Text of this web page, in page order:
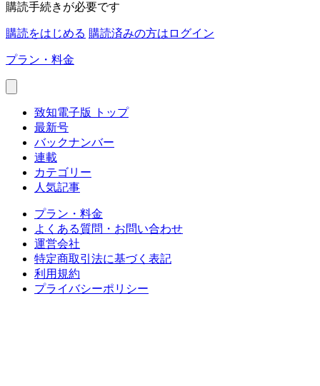
購読手続きが必要です
購読をはじめる 購読済みの方はログイン
プラン・料金
致知電子版 トップ
最新号
バックナンバー
連載
カテゴリー
人気記事
プラン・料金
よくある質問・お問い合わせ
運営会社
特定商取引法に基づく表記
利用規約
プライバシーポリシー